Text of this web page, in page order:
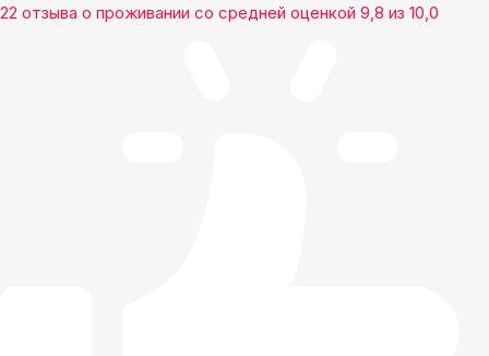
22 отзыва о проживании со средней оценкой 9,8 из 10,0